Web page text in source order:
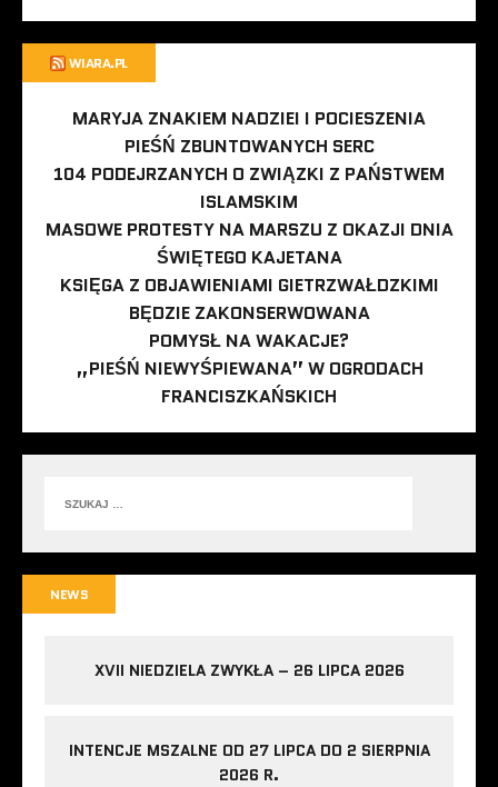
WIARA.PL
MARYJA ZNAKIEM NADZIEI I POCIESZENIA
PIEŚŃ ZBUNTOWANYCH SERC
104 PODEJRZANYCH O ZWIĄZKI Z PAŃSTWEM
ISLAMSKIM
MASOWE PROTESTY NA MARSZU Z OKAZJI DNIA
ŚWIĘTEGO KAJETANA
KSIĘGA Z OBJAWIENIAMI GIETRZWAŁDZKIMI
BĘDZIE ZAKONSERWOWANA
POMYSŁ NA WAKACJE?
„PIEŚŃ NIEWYŚPIEWANA” W OGRODACH
FRANCISZKAŃSKICH
NEWS
XVII NIEDZIELA ZWYKŁA – 26 LIPCA 2026
INTENCJE MSZALNE OD 27 LIPCA DO 2 SIERPNIA
2026 R.